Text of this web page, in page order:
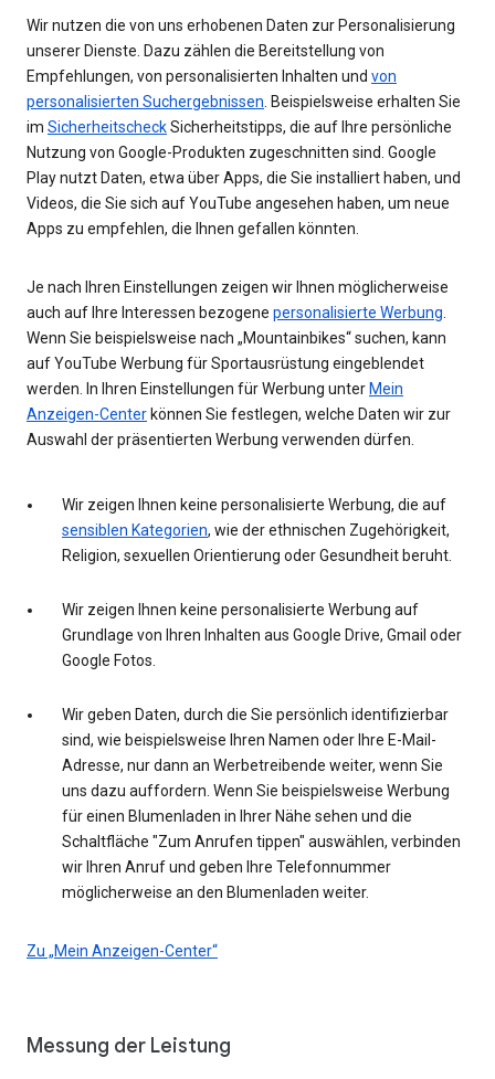
Wir nutzen die von uns erhobenen Daten zur Personalisierung
unserer Dienste. Dazu zählen die Bereitstellung von
Empfehlungen, von personalisierten Inhalten und von
personalisierten Suchergebnissen . Beispielsweise erhalten Sie
im SicherheitscheckSicherheitstipps, die auf Ihre persönliche
Nutzung von Google-Produkten zugeschnitten sind. Google
Play nutzt Daten, etwa über Apps, die Sie installiert haben, und
Videos, die Sie sich auf YouTube angesehen haben, um neue
Apps zu empfehlen, die Ihnen gefallen könnten.
Je nach Ihren Einstellungen zeigen wir Ihnen möglicherweise
auch auf Ihre Interessen bezogene personalisierte Werbung
Wenn Sie beispielsweise nach „Mountainbikes“ suchen, kann
auf YouTube Werbung für Sportausrüstung eingeblendet
werden. In Ihren Einstellungen für Werbung unter Mein
Anzeigen-Center können Sie festlegen, welche Daten wir zur
Auswahl der präsentierten Werbung verwenden dürfen.
Wir zeigen Ihnen keine personalisierte Werbung, die auf
sensiblen Kategorien, wie der ethnischen Zugehörigkeit,
Religion, sexuellen Orientierung oder Gesundheit beruht.
Wir zeigen Ihnen keine personalisierte Werbung auf
Grundlage von Ihren Inhalten aus Google Drive, Gmail oder
Google Fotos.
Wir geben Daten, durch die Sie persönlich identifizierbar
sind, wie beispielsweise Ihren Namen oder Ihre E-Mail-
Adresse, nur dann an Werbetreibende weiter, wenn Sie
uns dazu auffordern. Wenn Sie beispielsweise Werbung
für einen Blumenladen in Ihrer Nähe sehen und die
Schaltfläche "Zum Anrufen tippen" auswählen, verbinden
wir Ihren Anruf und geben Ihre Telefonnummer
möglicherweise an den Blumenladen weiter.
Zu „Mein Anzeigen-Center“
Messung der Leistung